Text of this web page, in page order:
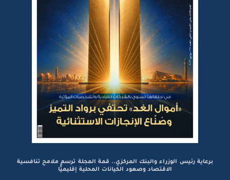
برعاية رئيس الوزراء والبنك المركزي.. قمة المجلة ترسم ملامح تنافسية
الاقتصاد وصعود الكيانات المحلية إقليميًّا